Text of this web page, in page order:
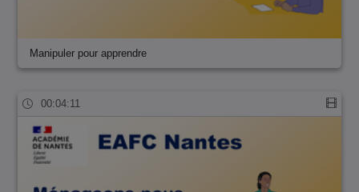
Manipuler pour apprendre
00:04:11